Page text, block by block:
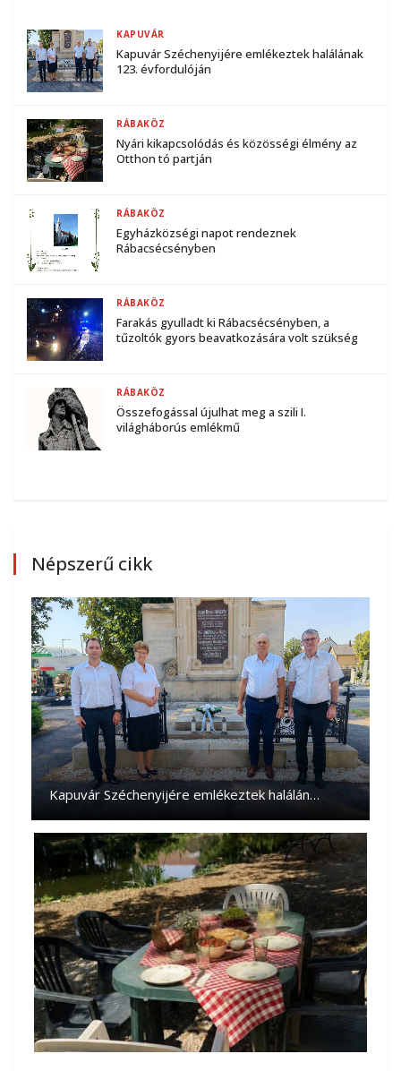
Kapuvár Széchenyijére emlékeztek halálának
123. évfordulóján
KAPUVÁR
Nyári kikapcsolódás és közösségi élmény az
Otthon tó partján
RÁBAKÖZ
Egyházközségi napot rendeznek
Rábacsécsényben
RÁBAKÖZ
Farakás gyulladt ki Rábacsécsényben, a
tűzoltók gyors beavatkozására volt szükség
RÁBAKÖZ
Összefogással újulhat meg a szili I.
világháborús emlékmű
RÁBAKÖZ
Népszerű cikk
Kapuvár Széchenyijére emlékeztek halálán…